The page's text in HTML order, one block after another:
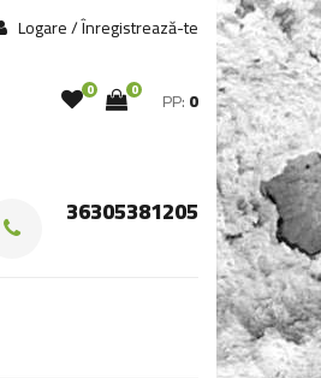
Logare / Înregistrează-te
0 0 PP:0
36305381205